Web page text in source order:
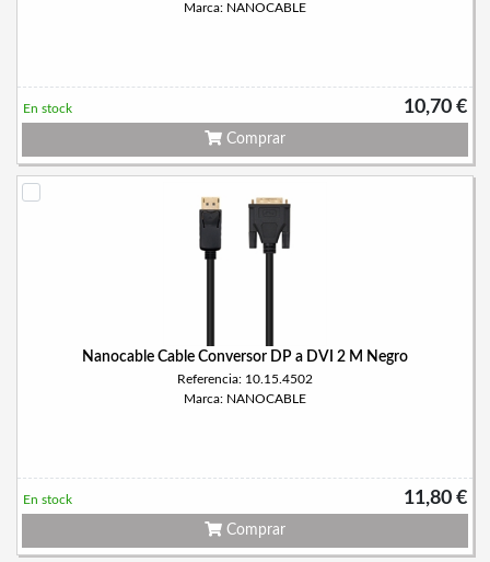
Marca: NANOCABLE
10,70 €
En stock
Comprar
Nanocable Cable Conversor DP a DVI 2 M Negro
Referencia: 10.15.4502
Marca: NANOCABLE
11,80 €
En stock
Comprar